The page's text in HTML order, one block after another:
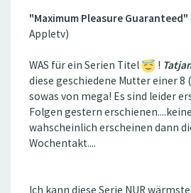
"Maximum Pleasure Guaranteed"
Appletv)
WAS für ein Serien Titel !
diese geschiedene Mutter einer 8
sowas von mega! Es sind leider
Folgen gestern
wahscheinlich erscheinen dann
Wochentakt....
Ich kann diese Serie NUR